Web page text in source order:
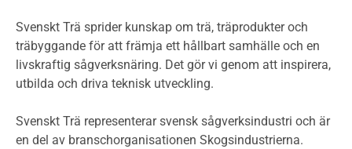
Miljödeklarationer och märkning
Termer och förkortningar
Planering
Klimatkalkylator hallar
Projektering av trähus - generellt
Svenskt Trä sprider kunskap om trä, träprodukter och
träbyggande för att främja ett hållbart samhälle och en
livskraftig sågverksnäring. Det gör vi genom att inspirera,
utbilda och driva teknisk utveckling.
Svenskt Trä representerar svensk sågverksindustri och är
en del av branschorganisationen Skogsindustrierna.